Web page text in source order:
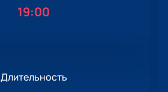
19:00
Длительность